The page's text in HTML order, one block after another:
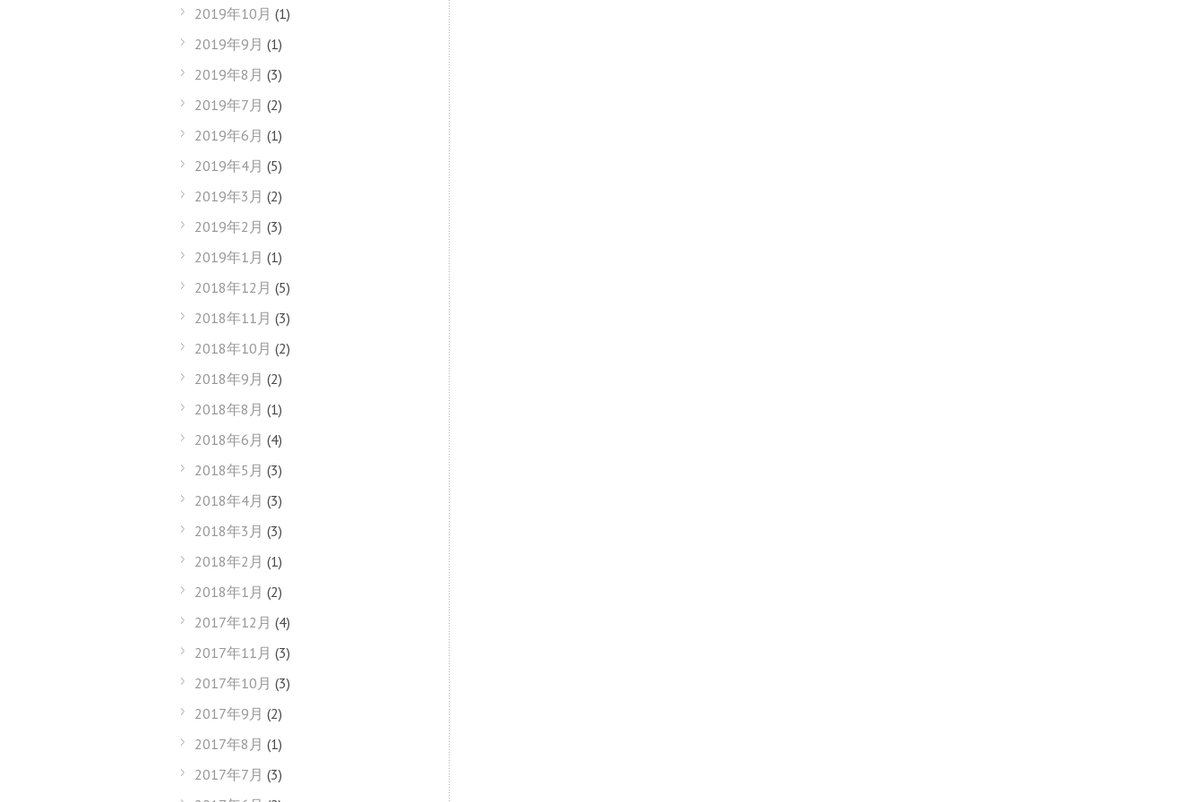
2019年10月 (1)
2019年9月 (1)
2019年8月 (3)
2019年7月 (2)
2019年6月 (1)
2019年4月 (5)
2019年3月 (2)
2019年2月 (3)
2019年1月 (1)
2018年12月 (5)
2018年11月 (3)
2018年10月 (2)
2018年9月 (2)
2018年8月 (1)
2018年6月 (4)
2018年5月 (3)
2018年4月 (3)
2018年3月 (3)
2018年2月 (1)
2018年1月 (2)
2017年12月 (4)
2017年11月 (3)
2017年10月 (3)
2017年9月 (2)
2017年8月 (1)
2017年7月 (3)